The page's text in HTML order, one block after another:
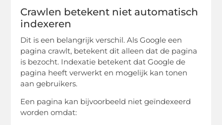
Crawlen betekent niet automatisch
indexeren
Dit is een belangrijk verschil. Als Google een
pagina crawlt, betekent dit alleen dat de pagina
is bezocht. Indexatie betekent dat Google de
pagina heeft verwerkt en mogelijk kan tonen
aan gebruikers.
Een pagina kan bijvoorbeeld niet geïndexeerd
worden omdat: